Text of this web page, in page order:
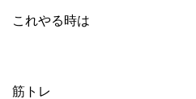
これやる時は
筋トレ